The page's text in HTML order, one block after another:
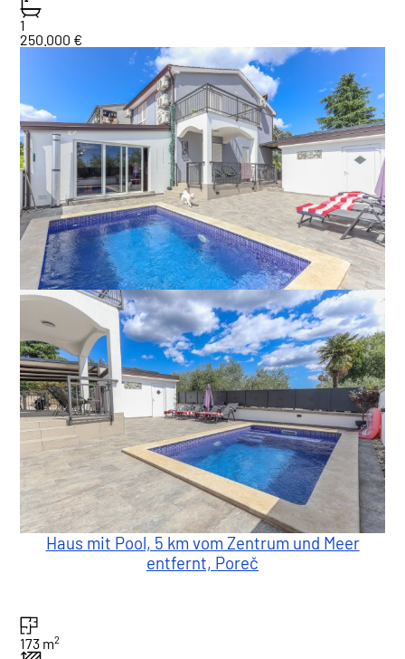
1
250.000 €
Haus mit Pool, 5 km vom Zentrum und Meer
entfernt, Poreč
173 m2